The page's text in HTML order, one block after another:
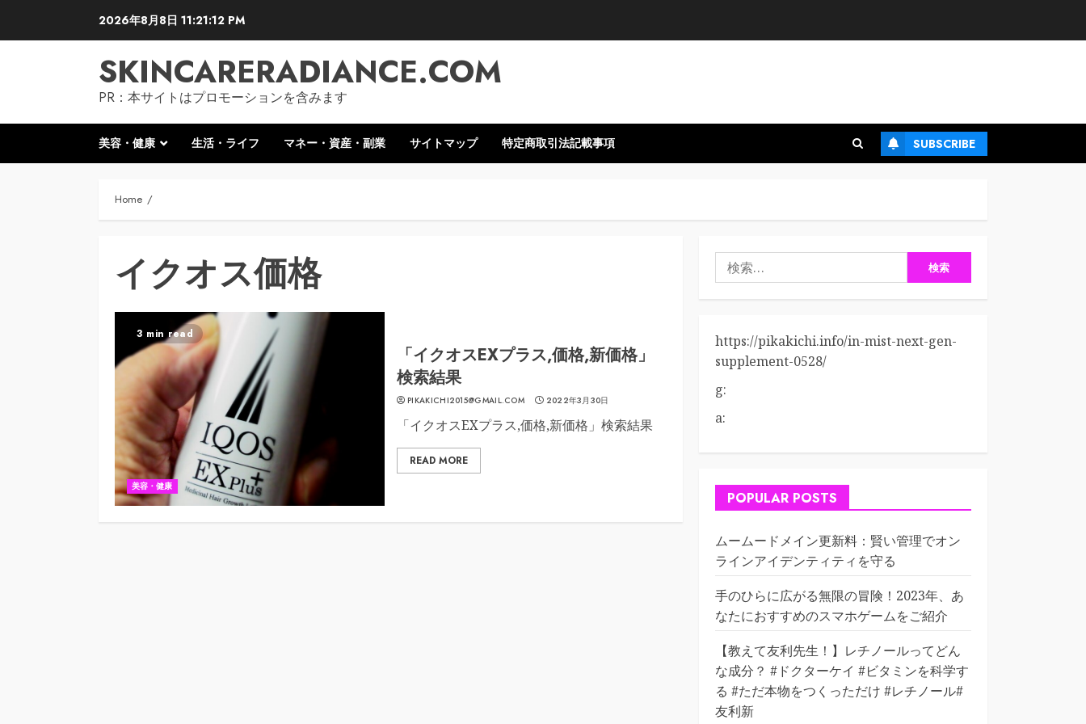
2026年8月8日 11:21:13 PM
SKINCARERADIANCE.COM
PR：本サイトはプロモーションを含みます
美容・健康 生活・ライフ マネー・資産・副業 サイトマップ 特定商取引法記載事項 SUBSCRIBE
Home
イクオス価格
3 min read
美容・健康
「イクオスEXプラス,価格,新価格」
検索結果
PIKAKICHI2015@GMAIL.COM 2022年3月30日
「イクオスEXプラス,価格,新価格」検索結果
READ MORE
検
索:
https://pikakichi.info/in-mist-next-gen-
supplement-0528/
g:
a:
POPULAR POSTS
ムームードメイン更新料：賢い管理でオン
ラインアイデンティティを守る
手のひらに広がる無限の冒険！2023年、あ
なたにおすすめのスマホゲームをご紹介
【教えて友利先生！】レチノールってどん
な成分？ #ドクターケイ #ビタミンを科学す
る #ただ本物をつくっただけ #レチノール#
友利新